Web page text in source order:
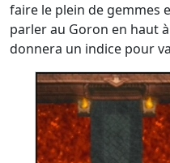
faire le plein de gemmes
parler au Goron en haut
donnera un indice pour